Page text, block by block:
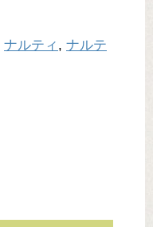
ナルティ , ナルテ